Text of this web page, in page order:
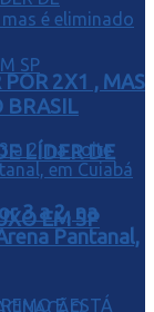
LÍDER DE
EM SP
2X1 , MAS
BRASIL
3 a 2, na
Pantanal,